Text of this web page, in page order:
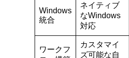
Windows
統合
ネイティブ
なWindows
対応
ワークフ
カスタマイ
ズ可能な自